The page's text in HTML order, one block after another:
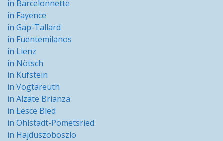
in Barcelonnette
in Fayence
in Gap-Tallard
in Fuentemilanos
in Lienz
in Nötsch
in Kufstein
in Vogtareuth
in Alzate Brianza
in Lesce Bled
in Ohlstadt-Pömetsried
in Hajduszoboszlo